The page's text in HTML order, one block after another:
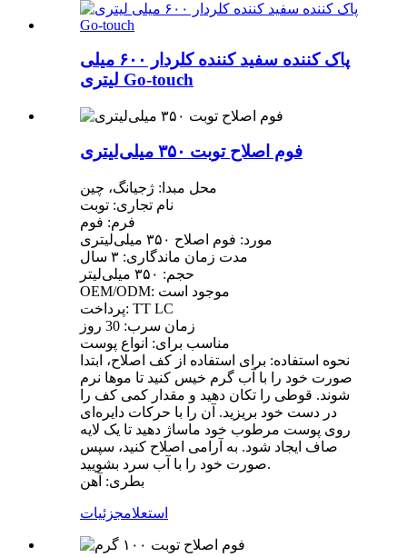
پاک کننده سفید کننده کلردار ۶۰۰ میلی
لیتری Go-touch
فوم اصلاح توبت ۳۵۰ میلی‌لیتری
محل مبدا: ژجیانگ، چین
نام تجاری: توبت
فرم: فوم
مورد: فوم اصلاح ۳۵۰ میلی‌لیتری
مدت زمان ماندگاری: ۳ سال
حجم: ۳۵۰ میلی‌لیتر
OEM/ODM: موجود است
پرداخت: TT LC
زمان سرب: 30 روز
مناسب برای: انواع پوست
نحوه استفاده: برای استفاده از کف اصلاح، ابتدا
صورت خود را با آب گرم خیس کنید تا موها نرم
شوند. قوطی را تکان دهید و مقدار کمی کف را
در دست خود بریزید. آن را با حرکات دایره‌ای
روی پوست مرطوب خود ماساژ دهید تا یک لایه
صاف ایجاد شود. به آرامی اصلاح کنید، سپس
صورت خود را با آب سرد بشویید.
بطری: آهن
استعلامجزئیات